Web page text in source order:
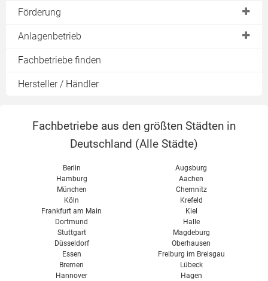
Preise Anschaffung
laufende Kosten
Förderung
BAFA Förderung
KfW Förderung
Anlagenbetrieb
Wärmespeicher
Fachbetriebe finden
Hersteller / Händler
Fachbetriebe aus den größten Städten in
Deutschland (Alle Städte)
Berlin
Hamburg
München
Köln
Frankfurt am Main
Dortmund
Stuttgart
Düsseldorf
Essen
Bremen
Hannover
Augsburg
Aachen
Chemnitz
Krefeld
Kiel
Halle
Magdeburg
Oberhausen
Freiburg im Breisgau
Lübeck
Hagen